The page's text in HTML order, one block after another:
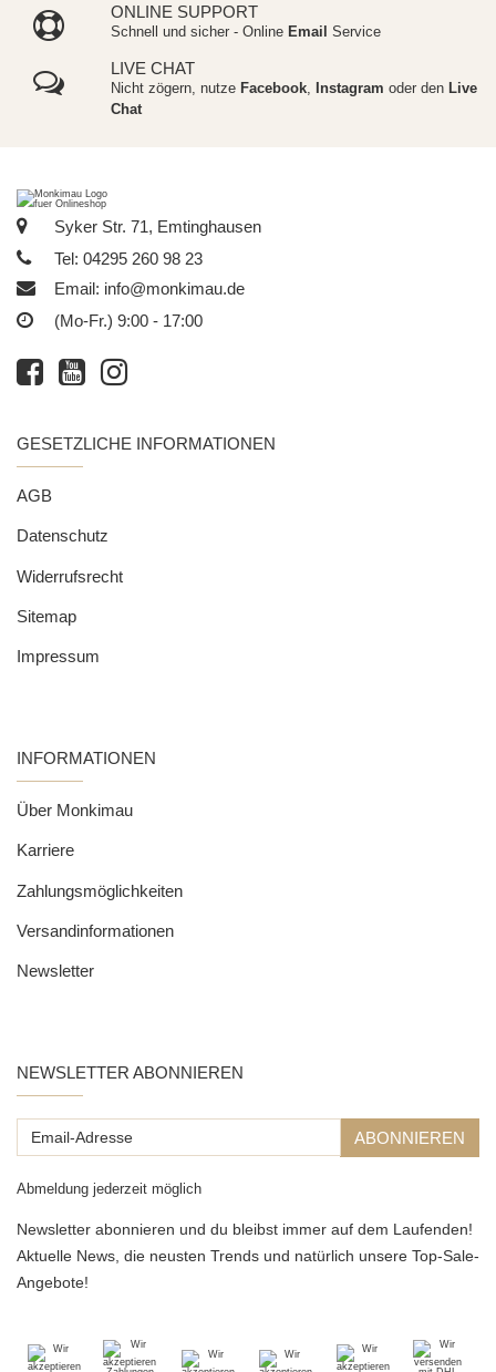
ONLINE SUPPORT
Schnell und sicher - Online Email Service
LIVE CHAT
Nicht zögern, nutze Facebook, Instagram oder denLive
Chat
Syker Str. 71, Emtinghausen
Tel: 04295 260 98 23
Email: info@monkimau.de
(Mo-Fr.) 9:00 - 17:00
GESETZLICHE INFORMATIONEN
AGB
Datenschutz
Widerrufsrecht
Sitemap
Impressum
INFORMATIONEN
Über Monkimau
Karriere
Zahlungsmöglichkeiten
Versandinformationen
Newsletter
NEWSLETTER ABONNIEREN
Email-
ABONNIEREN
Abmeldung jederzeit möglich
Newsletter abonnieren und du bleibst immer auf dem Laufenden!
Aktuelle News, die neusten Trends und natürlich unsere Top-Sale-
Angebote!